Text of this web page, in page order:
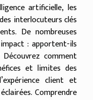
artificielle, les
interlocuteurs clés
De nombreuses
: apportent-ils
Découvrez comment
et limites des
client et
Comprendre